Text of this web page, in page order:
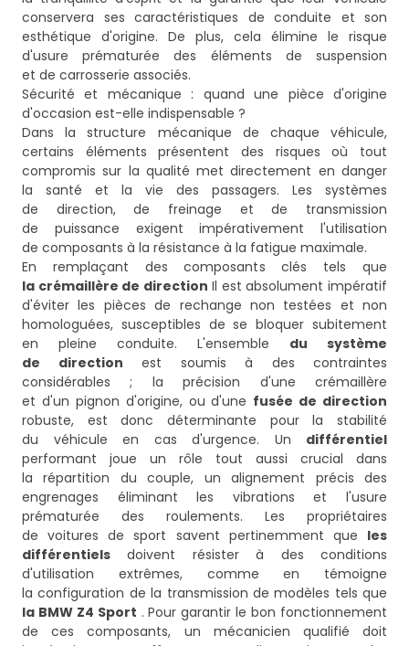
conservera ses caractéristiques de conduite et son
esthétique d'origine. De plus, cela élimine le risque
d'usure prématurée des éléments de suspension
et de carrosserie associés.
Sécurité et mécanique : quand une pièce d'origine
d'occasion est-elle indispensable ?
Dans la structure mécanique de chaque véhicule,
certains éléments présentent des risques où tout
compromis sur la qualité met directement en danger
la santé et la vie des passagers. Les systèmes
de direction, de freinage et de transmission
de puissance exigent impérativement l'utilisation
de composants à la résistance à la fatigue maximale.
En remplaçant des composants clés tels que
la crémaillère de direction Il est absolument impératif
d'éviter les pièces de rechange non testées et non
homologuées, susceptibles de se bloquer subitement
en pleine conduite. L'ensemble du système
de direction est soumis à des contraintes
considérables ; la précision d'une crémaillère
et d'un pignon d'origine, ou d'une fusée de direction
robuste, est donc déterminante pour la stabilité
du véhicule en cas d'urgence. Un différentiel
performant joue un rôle tout aussi crucial dans
la répartition du couple, un alignement précis des
engrenages éliminant les vibrations et l'usure
prématurée des roulements. Les propriétaires
de voitures de sport savent pertinemment que les
différentiels doivent résister à des conditions
d'utilisation extrêmes, comme en témoigne
la configuration de la transmission de modèles tels que
la BMW Z4 Sport . Pour garantir le bon fonctionnement
de ces composants, un mécanicien qualifié doit